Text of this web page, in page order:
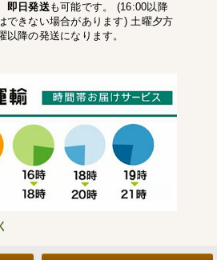
即日発送も可能です。 (16:00以降
できない場合があります) 土曜夕方
降の発送になります。